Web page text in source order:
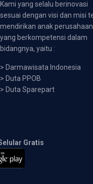
Kami yang selalu berinovasi
sesuai dengan visi dan misi
mendirikan anak perusahaan
yang berkompetensi dalam
bidangnya, yaitu :
> Darmawisata Indonesia
> Duta PPOB
> Duta Sparepart
Gratis